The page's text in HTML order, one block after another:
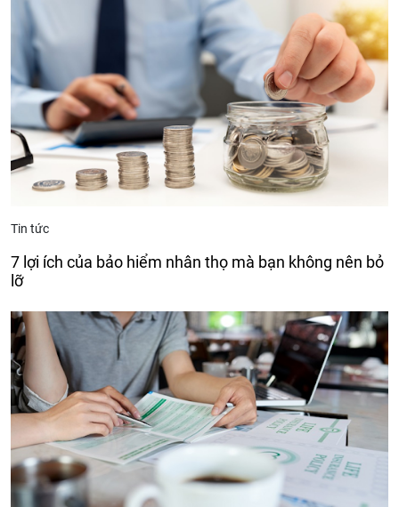
Tin tức
7 lợi ích của bảo hiểm nhân thọ mà bạn không nên bỏ
lỡ